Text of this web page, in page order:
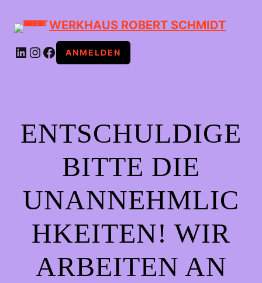
WERKHAUS ROBERT SCHMIDT
LINKEDIN INSTAGRAMFACEBOOK ANMELDEN
ENTSCHULDIGE
BITTE DIE
UNANNEHMLIC
HKEITEN! WIR
ARBEITEN AN